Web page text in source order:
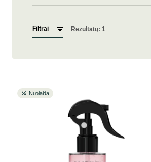
Filtrai Rezultatų: 1
Nuolaida